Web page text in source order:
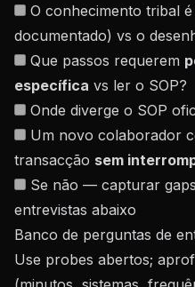
O conhecimento tribal
documentado) vs o
Que passos requerem
específica vs ler o SOP?
Onde diverge o SOP
Um novo colaborador
transacção sem
Se não — capturar
entrevistas abaixo
Banco de perguntas de
Use probes abertos;